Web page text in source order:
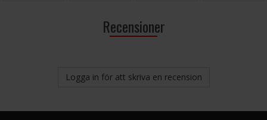
Recensioner
Logga in för att skriva en recension